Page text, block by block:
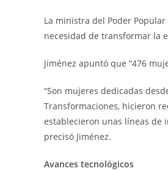
La ministra del Poder
necesidad de transformar la
Jiménez apuntó que “476
“Son mujeres dedicadas
Transformaciones, hicieron
establecieron unas líneas de
precisó Jiménez.
Avances tecnológicos